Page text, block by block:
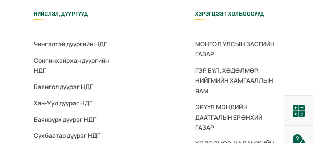
НИЙСЛЭЛ, ДҮҮРГҮҮД
Чингэлтэй дүүргийн НДГ
Сонгинхайрхан дүүргийн
НДГ
Баянгол дүүрэг НДГ
Хан-Уул дүүрэг НДГ
Баянзүрх дүүрэг НДГ
Сүхбаатар дүүрэг НДГ
ХЭРЭГЦЭЭТ ХОЛБООСУУД
МОНГОЛ УЛСЫН ЗАСГИЙН
ГАЗАР
ГЭР БҮЛ, ХӨДӨЛМӨР,
НИЙГМИЙН ХАМГААЛЛЫН
ЯАМ
ЭРҮҮЛ МЭНДИЙН
ДААТГАЛЫН ЕРӨНХИЙ
ГАЗАР